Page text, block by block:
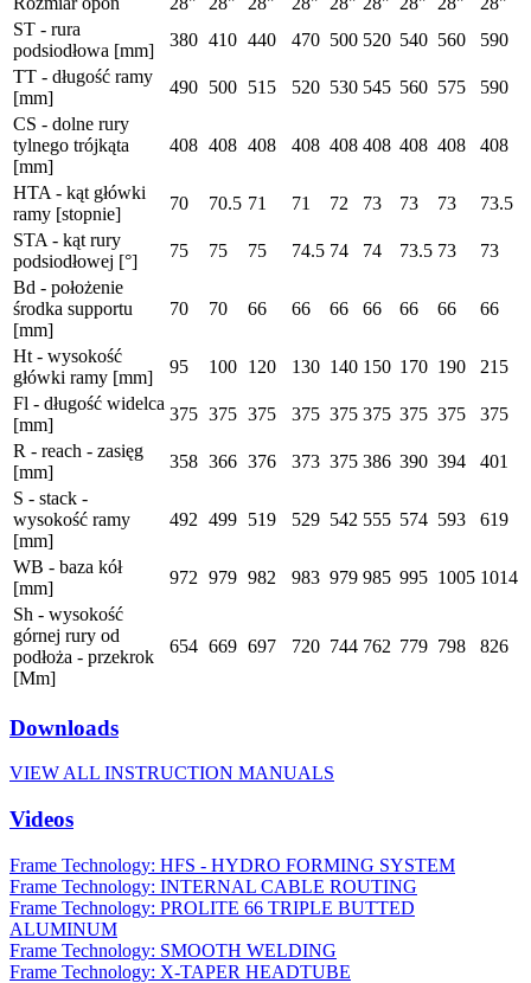
ST - rura
podsiodłowa [mm]
380 410 440 470 500 520 540 560
590
TT - długość ramy
[mm]
490 500 515 520 530 545 560 575
590
CS - dolne rury
tylnego trójkąta
[mm]
408 408 408 408 408 408 408 408 408
HTA - kąt główki
ramy [stopnie]
70 70.5 71 71 72 73 73 73
73.5
STA - kąt rury
podsiodłowej [°]
75 75 75 74.5 74 74 73.5 73
73
Bd - położenie
środka supportu
[mm]
70 70 66 66 66 66 66 66 66
Ht - wysokość
główki ramy [mm]
95 100 120 130 140 150 170 190
215
Fl - długość widelca
[mm]
375 375 375 375 375 375 375 375
375
R - reach - zasięg
[mm]
358 366 376 373 375 386 390 394
401
S - stack -
wysokość ramy
[mm]
492 499 519 529 542 555 574 593 619
WB - baza kół
[mm]
972 979 982 983 979 985 995 1005 1014
Sh - wysokość
górnej rury od
podłoża - przekrok
[Mm]
654 669 697 720 744 762 779 798 826
Downloads
VIEW ALL INSTRUCTION MANUALS
Videos
Frame Technology: HFS - HYDRO FORMING SYSTEM
Frame Technology: INTERNAL CABLE ROUTING
Frame Technology: PROLITE 66 TRIPLE BUTTED
ALUMINUM
Frame Technology: SMOOTH WELDING
Frame Technology: X-TAPER HEADTUBE